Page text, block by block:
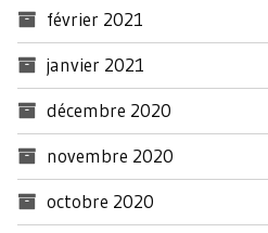
février 2021
janvier 2021
décembre 2020
novembre 2020
octobre 2020